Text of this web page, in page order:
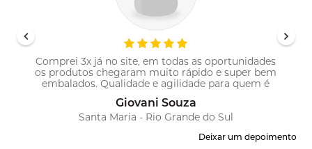
Comprei 3x já no site, em todas as oportunidades
os produtos chegaram muito rápido e super bem
embalados. Qualidade e agilidade para quem é
profissional!
Giovani Souza
Santa Maria - Rio Grande do Sul
Deixar um depoimento